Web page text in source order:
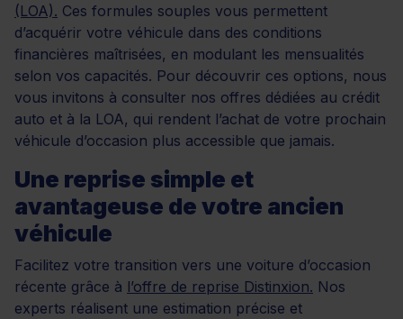
(LOA). Ces formules souples vous permettent
d’acquérir votre véhicule dans des conditions
financières maîtrisées, en modulant les mensualités
selon vos capacités. Pour découvrir ces options, nous
vous invitons à consulter nos offres dédiées au crédit
auto et à la LOA, qui rendent l’achat de votre prochain
véhicule d’occasion plus accessible que jamais.
Une reprise simple et
avantageuse de votre ancien
véhicule
Facilitez votre transition vers une voiture d’occasion
récente grâce à l’offre de reprise Distinxion. Nos
experts réalisent une estimation précise et